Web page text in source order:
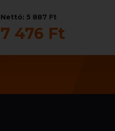
Nettó: 5 887 Ft
7 476 Ft